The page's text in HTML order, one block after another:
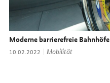
Moderne barrierefreie Bahnhöfe
Datum:
10.02.2022 Thema:
Mobilität